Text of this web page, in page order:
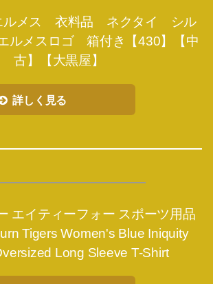
ルメス 衣料品 ネクタイ シル
メスロゴ 箱付き【430】【中
古】【大黒屋】
詳しく見る
エイティーフォー スポーツ用品
Tigers Women's Blue Iniquity
Long Sleeve T-Shirt